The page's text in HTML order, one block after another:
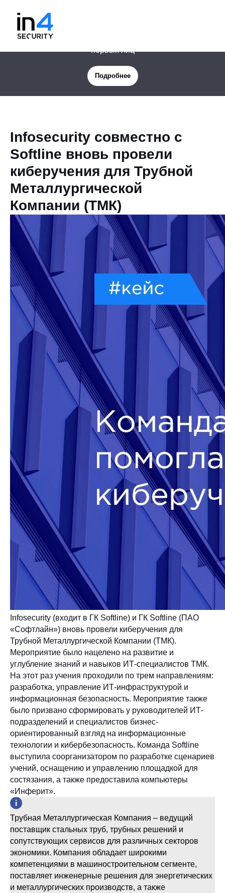
Новая услуга: Цифровая защита менеджмента и
первых лиц
Подробнее
Infosecurity совместно с
Softline вновь провели
киберучения для Трубной
Металлургической
Компании (ТМК)
Infosecurity (входит в ГК Softline) и ГК Softline (ПАО
«Софтлайн») вновь провели киберучения для
Трубной Металлургической Компании (ТМК).
Мероприятие было нацелено на развитие и
углубление знаний и навыков ИТ-специалистов ТМК.
На этот раз учения проходили по трем направлениям:
разработка, управление ИТ-инфраструктурой и
информационная безопасность. Мероприятие также
было призвано сформировать у руководителей ИТ-
подразделений и специалистов бизнес-
ориентированный взгляд на информационные
технологии и кибербезопасность. Команда Softline
выступила соорганизатором по разработке сценариев
учений, оснащению и управлению площадкой для
состязания, а также предоставила компьютеры
«Инферит».
Трубная Металлургическая Компания – ведущий
поставщик стальных труб, трубных решений и
сопутствующих сервисов для различных секторов
экономики. Компания обладает широкими
компетенциями в машиностроительном сегменте,
поставляет инженерные решения для энергетических
и металлургических производств, а также